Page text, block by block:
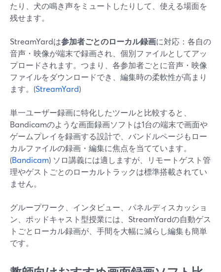
たり、犬の鳴き声をミュートしたりして、使える場面を
残せます。
StreamYardは参加者ごとのローカル録画に対応：各自の
音声・映像が端末で録画され、個別ファイルとしてアッ
プロードされます。つまり、各参加者ごとに音声・映像
ファイルをダウンロードでき、編集時の柔軟性が高まり
ます。(StreamYard)
単一ユーザー録画に特化したツールと比較すると、
Bandicamのような画面録画ソフトは1台の端末で画面や
ゲームプレイを録画する設計で、バンドルページもロー
カルファイルの録画・編集に焦点を当てています。
(Bandicam) ソロ講義には適しますが、リモートゲスト管
理やゲストごとのローカルトラックは標準搭載されてい
ません。
グループワーク、インタビュー、パネルディスカッショ
ン、ポッドキャスト型授業には、StreamYardの自動ゲス
トごとローカル録画が、手間を大幅に減らし編集も簡単
です。